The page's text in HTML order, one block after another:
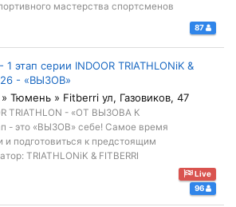
мастерства спортсменов
87
- 1 этап серии INDOOR TRIATHLONiK &
- «ВЫЗОВ»
Тюмень » Fitberri ул, Газовиков, 47
TRIATHLON - «ОТ ВЫЗОВА К
это «ВЫЗОВ» себе! Самое время
и подготовиться к предстоящим
TRIATHLONiK & FITBERRI
Live
96